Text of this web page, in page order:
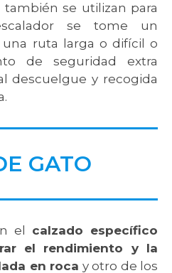
también se utilizan para
se tome un
ruta larga o difícil o
de seguridad extra
descuelgue y recogida
GATO
el calzado específico
el rendimiento y la
en roca y otro de los